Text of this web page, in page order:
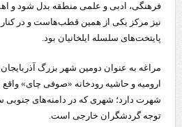
فرهنگی، ادبی و علمی منطقه بدل شود و
نیز مرکز یکی از همین قطب‌هاست و در کنار
پایتخت‌های سلسله ایلخانیان بود.
ارومیه و حاشیه رودخانه «صوفی‌ چای»
شهرت دارد؛ شهری که در دامنه‌های جنوبی
توجه گردشگران خارجی است.